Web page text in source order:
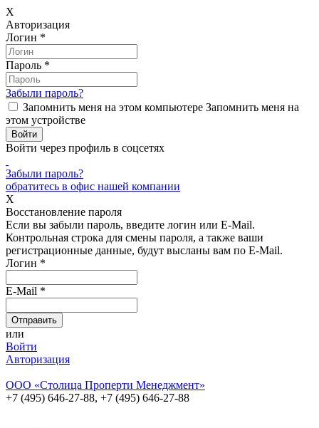
X
Авторизация
Логин *
Пароль *
Забыли пароль?
Запомнить меня на этом компьютере Запомнить меня на
этом устройстве
Войти через профиль в соцсетях
Забыли пароль?
обратитесь в офис нашей компании
X
Восстановление пароля
Если вы забыли пароль, введите логин или E-Mail.
Контрольная строка для смены пароля, а также ваши
регистрационные данные, будут высланы вам по E-Mail.
Логин *
E-Mail *
или
Войти
Авторизация
ООО «Cтолица Проперти Менеджмент»
+7 (495) 646-27-88, +7 (495) 646-27-88